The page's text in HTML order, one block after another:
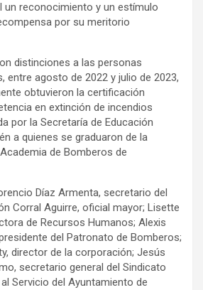
un reconocimiento y un estímulo
por su meritorio
distinciones a las personas
entre agosto de 2022 y julio de 2023,
obtuvieron la certificación
en extinción de incendios
por la Secretaría de Educación
a quienes se graduaron de la
de Bomberos de
Díaz Armenta, secretario del
Corral Aguirre, oficial mayor; Lisette
de Recursos Humanos; Alexis
del Patronato de Bomberos;
director de la corporación; Jesús
secretario general del Sindicato
Servicio del Ayuntamiento de